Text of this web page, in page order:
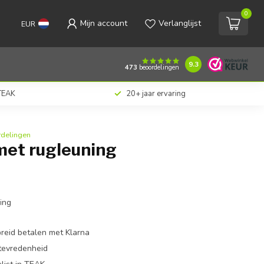
EUR Mijn account Verlanglijst
0
473 beoordelingen 9.3
20+ jaar ervaring
rugleuning
betalen met Klarna